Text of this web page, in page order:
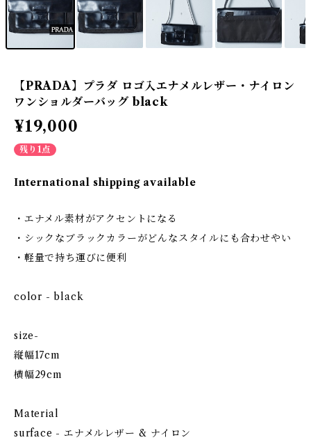
【PRADA】プラダ ロゴ入エナメルレザー・ナイロン
ワンショルダーバッグ black
¥19,000
残り1点
International shipping available
・エナメル素材がアクセントになる
・シックなブラックカラーがどんなスタイルにも合わせやい
・軽量で持ち運びに便利
color - black
size-
縦幅17cm
横幅29cm
Material
surface - エナメルレザー & ナイロン